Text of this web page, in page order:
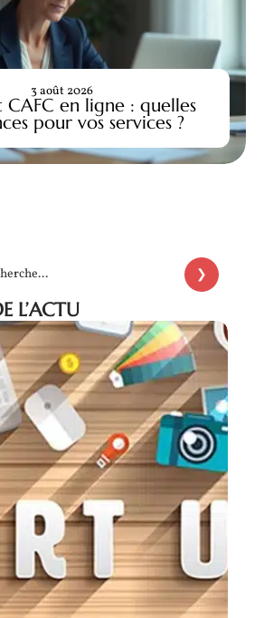
en ligne : quelles
pour vos services ?
3 août 2026
L’ACTU